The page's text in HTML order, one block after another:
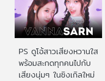
PS ดูโอ้สาวเสียงหวานใส
พร้อมสะกดทุกคนไปกับ
เสียงนุ่มๆ ในซิงเกิลใหม่